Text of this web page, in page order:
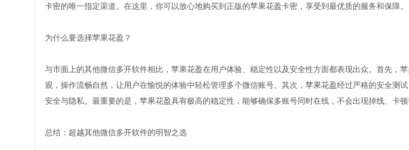
卡密的唯一指定渠道。在这里，你可以放心地购买到正版的苹果花盈卡密，享受到最优质的服务和保障。
为什么要选择苹果花盈？
与市面上的其他微信多开软件相比，苹果花盈在用户体验、稳定性以及安全性方面都表现出众。首先，
观，操作流畅自然，让用户在愉悦的体验中轻松管理多个微信账号。其次，苹果花盈经过严格的安全测
安全与隐私。最重要的是，苹果花盈具有极高的稳定性，能够确保多账号同时在线，不会出现掉线、卡顿
总结：超越其他微信多开软件的明智之选